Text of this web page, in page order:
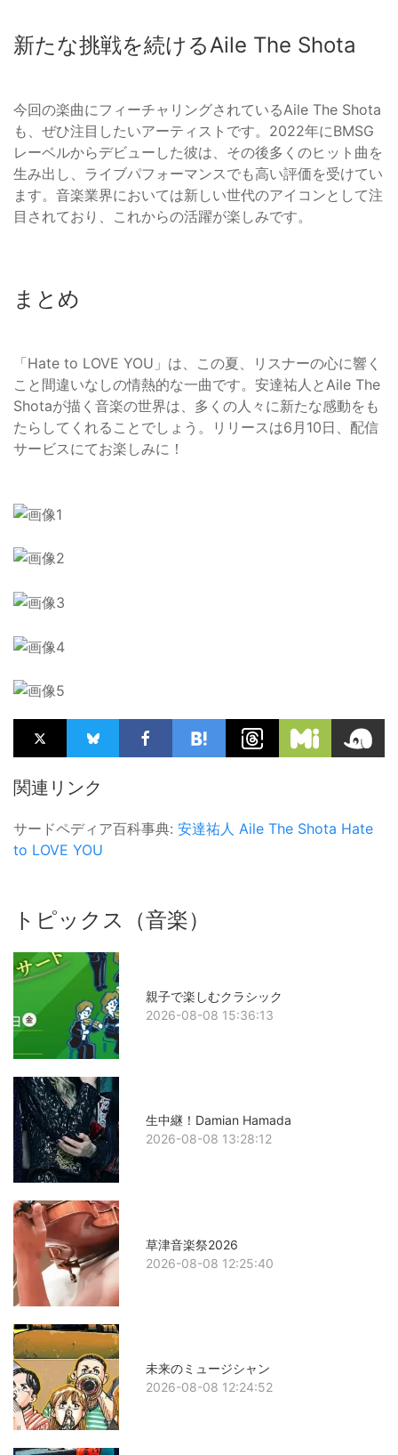
新たな挑戦を続けるAile The Shota
今回の楽曲にフィーチャリングされているAile The Shota
も、ぜひ注目したいアーティストです。2022年にBMSG
レーベルからデビューした彼は、その後多くのヒット曲を
生み出し、ライブパフォーマンスでも高い評価を受けてい
ます。音楽業界においては新しい世代のアイコンとして注
目されており、これからの活躍が楽しみです。
まとめ
「Hate to LOVE YOU」は、この夏、リスナーの心に響く
こと間違いなしの情熱的な一曲です。安達祐人とAile The
Shotaが描く音楽の世界は、多くの人々に新たな感動をも
たらしてくれることでしょう。リリースは6月10日、配信
サービスにてお楽しみに！
関連リンク
サードペディア百科事典: 安達祐人 Aile The Shota Hate
to LOVE YOU
トピックス（音楽）
親子で楽しむクラシック
2026-08-08 15:36:13
生中継！Damian Hamada
2026-08-08 13:28:12
草津音楽祭2026
2026-08-08 12:25:40
未来のミュージシャン
2026-08-08 12:24:52